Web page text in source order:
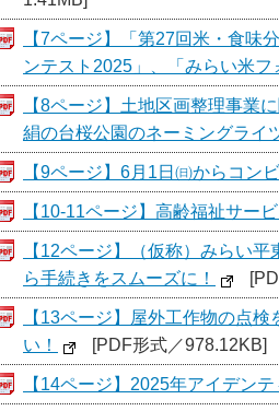
【7ページ】「第27回米・食味
ンテスト2025」、「みらい米フ
【8ページ】土地区画整理事業
絹の台桜公園のネーミングライ
【9ページ】6月1日㈰からコン
【10-11ページ】高齢福祉サー
【12ページ】（仮称）みらい
ら手続きをスムーズに！
【13ページ】屋外工作物の点
い！
[PDF形式／978.12KB]
【14ページ】2025年アイデン